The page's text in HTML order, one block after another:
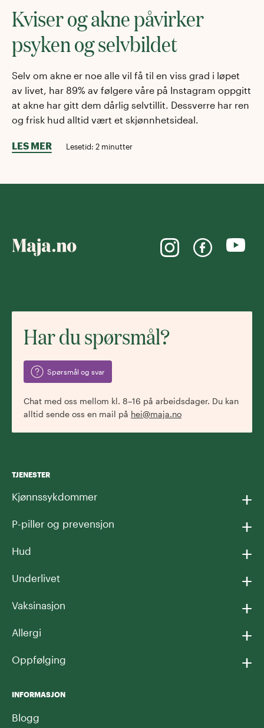
Kviser og akne påvirker
psyken og selvbildet
Selv om akne er noe alle vil få til en viss grad i løpet
av livet, har 89% av følgere våre på Instagram oppgitt
at akne har gitt dem dårlig selvtillit. Dessverre har ren
og frisk hud alltid vært et skjønnhetsideal.
LES MER Lesetid: 2 minutter
Har du spørsmål?
Spørsmål og svar
Chat med oss mellom kl. 8–16 på arbeidsdager. Du kan
alltid sende oss en mail på hei@maja.no
TJENESTER
Kjønnssykdommer +
P-piller og prevensjon +
Hud +
Underlivet +
Vaksinasjon +
Allergi +
Oppfølging +
INFORMASJON
Blogg